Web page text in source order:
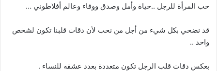
حب المرأة للرجل ..حياة وأمل وصدق ووفاء وعالم أفلاطوني …
قد نضحي بكل شيء من أجل من نحب لأن دقات قلبنا تكون لشخص
واحد ..
بعكس دقات قلب الرجل تكون متعددة بعدد عشقه للنساء .